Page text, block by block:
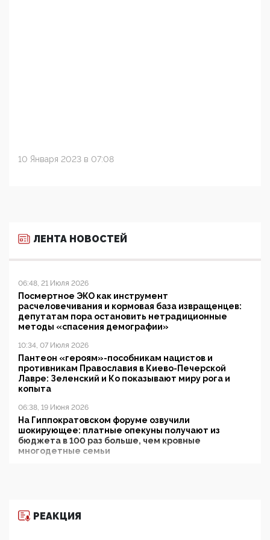
10 Января 2023 в 07:08
ЛЕНТА НОВОСТЕЙ
06:48, 21 Июля 2026
Посмертное ЭКО как инструмент
расчеловечивания и кормовая база извращенцев:
депутатам пора остановить нетрадиционные
методы «спасения демографии»
10:34, 07 Июля 2026
Пантеон «героям»-пособникам нацистов и
противникам Православия в Киево-Печерской
Лавре: Зеленский и Ко показывают миру рога и
копыта
06:38, 19 Июня 2026
На Гиппократовском форуме озвучили
шокирующее: платные опекуны получают из
бюджета в 100 раз больше, чем кровные
многодетные семьи
11:53, 09 Июня 2026
РЕАКЦИЯ